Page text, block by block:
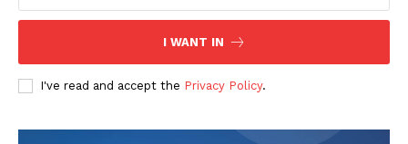
I WANT IN
I've read and accept the Privacy Policy.